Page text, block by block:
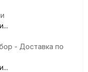
- Доставка по